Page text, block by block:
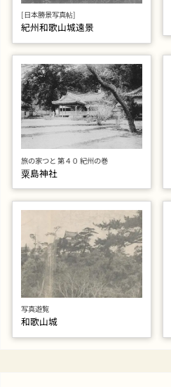
[日本勝景写真帖]
紀州和歌山城遠景
旅の家つと 第４０ 紀州の巻
粟島神社
写真遊覧
和歌山城